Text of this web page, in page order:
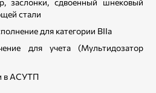
заслонки, сдвоенный шнековый
стали
для категории ВIIа
для учета (Мультидозатор
в АСУТП